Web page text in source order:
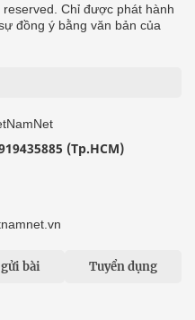
Chỉ được phát hành
đồng ý bằng văn bản của
(Tp.HCM)
bài Tuyển dụng